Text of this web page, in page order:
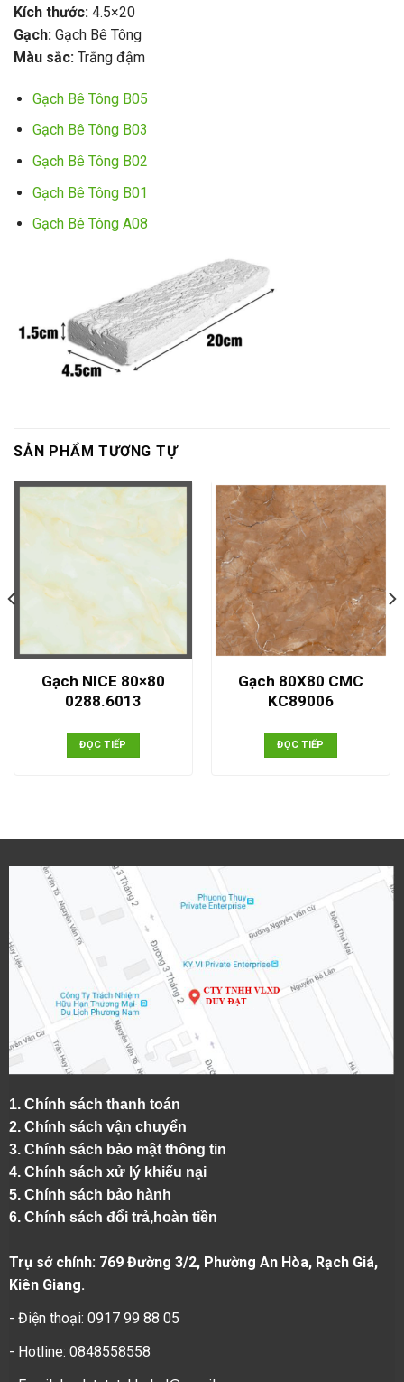
Kích thước: 4.5×20
Gạch: Gạch Bê Tông
Màu sắc: Trắng đậm
Gạch Bê Tông B05
Gạch Bê Tông B03
Gạch Bê Tông B02
Gạch Bê Tông B01
Gạch Bê Tông A08
SẢN PHẨM TƯƠNG TỰ
Gạch NICE 80×80
0288.6013
ĐỌC TIẾP
Gạch 80X80 CMC
KC89006
ĐỌC TIẾP
1. Chính sách thanh toán
2. Chính sách vận chuyển
3. Chính sách bảo mật thông tin
4. Chính sách xử lý khiếu nại
5. Chính sách bảo hành
6. Chính sách đổi trả,hoàn tiền
Trụ sở chính: 769 Đường 3/2, Phường An Hòa, Rạch Giá,
Kiên Giang.
- Điện thoại: 0917 99 88 05
- Hotline: 0848558558